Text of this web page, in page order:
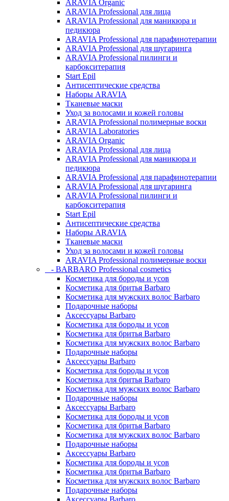
ARAVIA Organic
ARAVIA Professional для лица
ARAVIA Professional для маникюра и
педикюра
ARAVIA Professional для парафинотерапии
ARAVIA Professional для шугаринга
ARAVIA Professional пилинги и
карбокситерапия
Start Epil
Антисептические средства
Наборы ARAVIA
Тканевые маски
Уход за волосами и кожей головы
ARAVIA Professional полимерные воски
ARAVIA Laboratories
ARAVIA Organic
ARAVIA Professional для лица
ARAVIA Professional для маникюра и
педикюра
ARAVIA Professional для парафинотерапии
ARAVIA Professional для шугаринга
ARAVIA Professional пилинги и
карбокситерапия
Start Epil
Антисептические средства
Наборы ARAVIA
Тканевые маски
Уход за волосами и кожей головы
ARAVIA Professional полимерные воски
- BARBARO Professional cosmetics
Косметика для бороды и усов
Косметика для бритья Barbaro
Косметика для мужских волос Barbaro
Подарочные наборы
Аксессуары Barbaro
Косметика для бороды и усов
Косметика для бритья Barbaro
Косметика для мужских волос Barbaro
Подарочные наборы
Аксессуары Barbaro
Косметика для бороды и усов
Косметика для бритья Barbaro
Косметика для мужских волос Barbaro
Подарочные наборы
Аксессуары Barbaro
Косметика для бороды и усов
Косметика для бритья Barbaro
Косметика для мужских волос Barbaro
Подарочные наборы
Аксессуары Barbaro
Косметика для бороды и усов
Косметика для бритья Barbaro
Косметика для мужских волос Barbaro
Подарочные наборы
Аксессуары Barbaro